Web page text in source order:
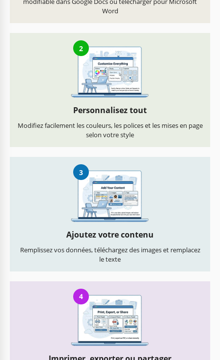
Word
2
Personnalisez tout
Modifiez facilement les couleurs, les polices et les mises en page
selon votre style
3
Ajoutez votre contenu
Remplissez vos données, téléchargez des images et remplacez
le texte
4